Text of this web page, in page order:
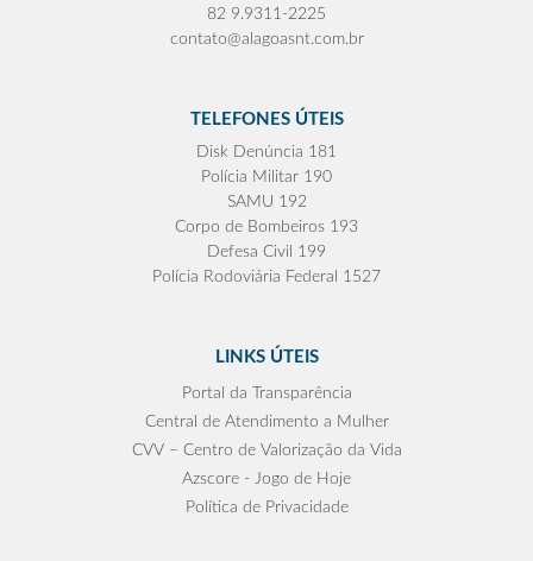
82 9.9311-2225
contato@alagoasnt.com.br
TELEFONES ÚTEIS
Disk Denúncia 181
Polícia Militar 190
SAMU 192
Corpo de Bombeiros 193
Defesa Civil 199
Polícia Rodoviária Federal 1527
LINKS ÚTEIS
Portal da Transparência
Central de Atendimento a Mulher
CVV – Centro de Valorização da Vida
Azscore - Jogo de Hoje
Política de Privacidade